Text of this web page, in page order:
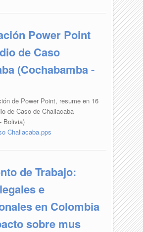
Power Point
de Caso
(Cochabamba -
de Power Point, resume en 16
de Caso de Challacaba
Bolivia)
Challacaba.pps
de Trabajo:
e
en Colombia
sobre mus